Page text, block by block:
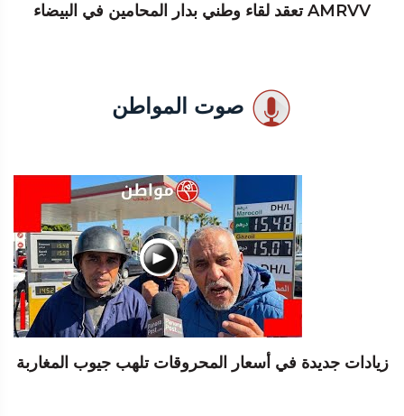
AMRVV تعقد لقاء وطني بدار المحامين في البيضاء
صوت المواطن
زيادات جديدة في أسعار المحروقات تلهب جيوب المغاربة